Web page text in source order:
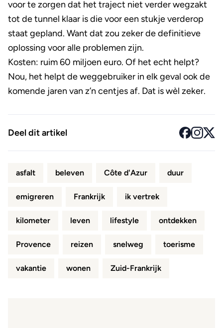
voor te zorgen dat het traject niet verder wegzakt
tot de tunnel klaar is die voor een stukje verderop
staat gepland. Want dat zou zeker de definitieve
oplossing voor alle problemen zijn.
Kosten: ruim 60 miljoen euro. Of het echt helpt?
Nou, het helpt de weggebruiker in elk geval ook de
komende jaren van z’n centjes af. Dat is wèl zeker.
Deel dit artikel
asfalt beleven Côte d'Azur duur
emigreren Frankrijk ik vertrek
kilometer leven lifestyle ontdekken
Provence reizen snelweg toerisme
vakantie wonen Zuid-Frankrijk